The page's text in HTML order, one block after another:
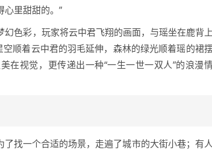
心里甜甜的。”
幻色彩，玩家将云中君飞翔的画面，与瑶坐在鹿背上
顺着云中君的羽毛延伸，森林的绿光顺着瑶的裙
在视觉，更传递出一种“一生一世一双人”的浪漫
找一个合适的场景，走遍了城市的大街小巷；有人